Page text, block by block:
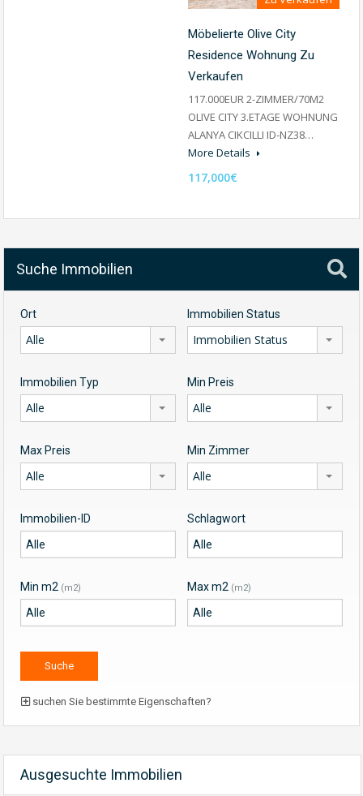
Möbelierte Olive City
Residence Wohnung Zu
Verkaufen
117.000EUR 2-ZIMMER/70M2
OLIVE CITY 3.ETAGE WOHNUNG
ALANYA CIKCILLI ID-NZ38…
More Details
117,000€
Suche Immobilien
Ort
Alle
Immobilien Status
Immobilien Status
Immobilien Typ
Alle
Min Preis
Alle
Max Preis
Alle
Min Zimmer
Alle
Immobilien-ID Schlagwort
Min m2 (m2) Max m2 (m2)
suchen Sie bestimmte Eigenschaften?
Ausgesuchte Immobilien